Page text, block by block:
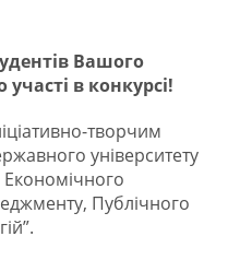
Вашого
в конкурсі!
творчим
університету
Економічного
Публічного